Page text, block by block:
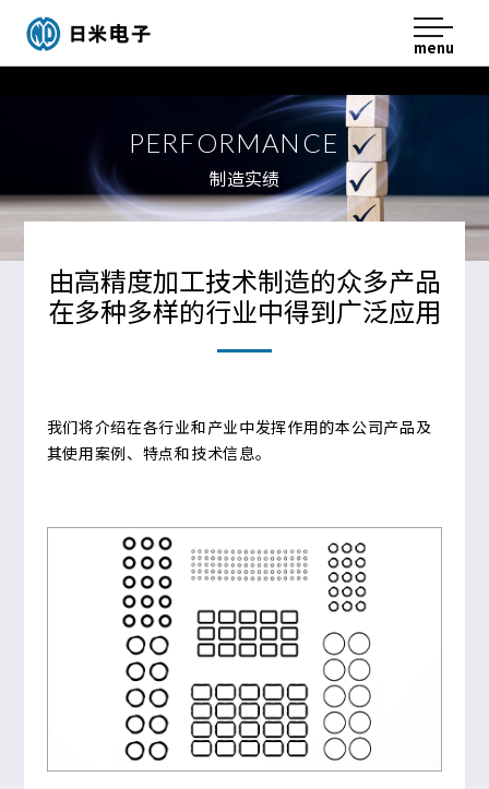
日米电子股份有限公司
menu
PERFORMANCE
制造实绩
由高精度加工技术制造的众多产品
在多种多样的行业中得到广泛应用
我们将介绍在各行业和产业中发挥作用的本公司产品及
其使用案例、特点和技术信息。